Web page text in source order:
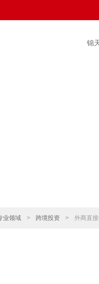
锦
业领域 > 跨境投资 > 外商直